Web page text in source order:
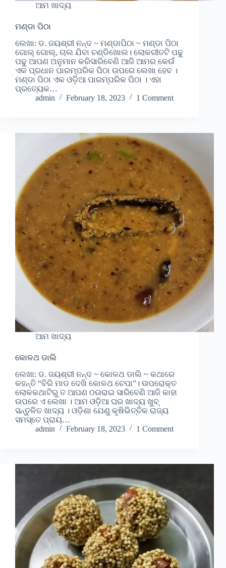
ଆମ ଖାଦ୍ୟ
ମଣ୍ଡା ପିଠା
ଲେଖା: ଡ. ଜୟଶ୍ରୀ ନନ୍ଦ ~ ମଣ୍ଡାପିଠା ~ ମଣ୍ଡା ପିଠା
ଗୋଲ୍ ଗୋଲ୍, ଚାଲ ଯିବା ଚଣ୍ଡିଖୋଲ। ଲୋକଗୀତଟି ପଢୁ
ପଢୁ ଆପଣ ଅନୁମାନ କରିସାରିବେଣି ଆଜି ଆମର କେଉଁ
ଏକ ପ୍ରଧାନ ପାରମ୍ପରିକ ପିଠା ଉପରେ ଲେଖା ହେବ ।
ମଣ୍ଡା ପିଠା ଏକ ଓଡ଼ିଆ ପାରମ୍ପରିକ ପିଠା । ଏହା
ପ୍ରତ୍ୟେକ…
admin
February 18, 2023 1 Comment
ଆମ ଖାଦ୍ୟ
କୋଳଥ ଡାଲି
ଲେଖା: ଡ. ଜୟଶ୍ରୀ ନନ୍ଦ ~ କୋଳଥ ଡାଲି ~ କଥାରେ
କହନ୍ତି “ବିରି ମାଡ ଦେଖି କୋଳଥ ଚେପା”। ଉପରୋକ୍ତ
ଲୋକକଥାଟିରୁ ତ ଆପଣ ଠଉରାଇ ସାରିବେଣି ଆଜି କାହା
ଉପରେ ଏ ଲେଖା । ଆମ ଓଡ଼ିଆ ଘର ଖାଦ୍ୟ ଖୁବ୍
ସନ୍ତୁଳିତ ଖାଦ୍ୟ । ଓଡ଼ିଶା ଯେଣୁ କୃଷିଭିତ୍ତିକ ରାଜ୍ୟ
ସମସ୍ତେ ପ୍ରାୟ…
admin
February 18, 2023 1 Comment